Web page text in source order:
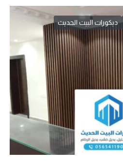
ديكورات البيت الحديث